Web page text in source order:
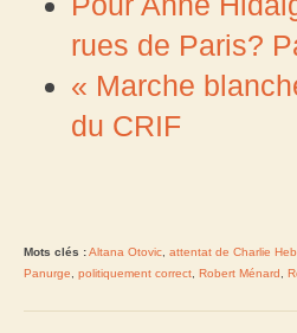
rues de Paris?
« Marche
du CRIF
Mots clés :Altana Otovic attentat de Charlie
Panurge
politiquement correct Robert Ménard